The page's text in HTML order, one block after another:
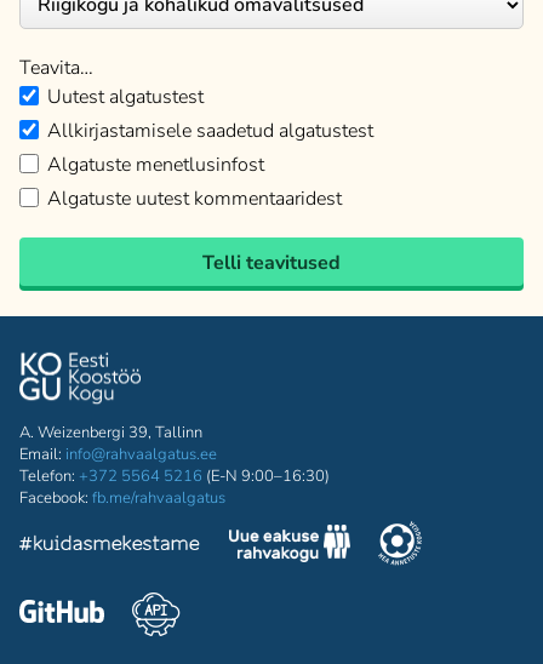
Teavita…
Uutest algatustest
Allkirjastamisele saadetud algatustest
Algatuste menetlusinfost
Algatuste uutest kommentaaridest
Telli teavitused
A. Weizenbergi 39, Tallinn
Email: info@rahvaalgatus.ee
Telefon: +372 5564 5216 (E-N 9:00–16:30)
Facebook: fb.me/rahvaalgatus